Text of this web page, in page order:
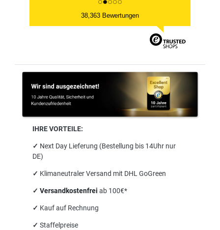
38,363 Bewertungen
IHRE VORTEILE:
✓ Next Day Lieferung (Bestellung bis 14Uhr nur
DE)
✓ Klimaneutraler Versand mit DHL GoGreen
✓ Versandkostenfrei ab 100€*
✓ Kauf auf Rechnung
✓ Staffelpreise